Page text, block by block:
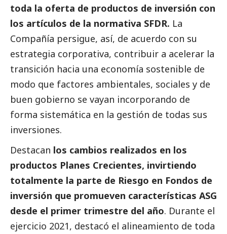
toda la oferta de productos de inversión con
los artículos de la normativa SFDR. La
Compañía persigue, así, de acuerdo con su
estrategia corporativa, contribuir a acelerar la
transición hacia una economía sostenible de
modo que factores ambientales, sociales y de
buen gobierno se vayan incorporando de
forma sistemática en la gestión de todas sus
inversiones.
Destacan los cambios realizados en los
productos Planes Crecientes, invirtiendo
totalmente la parte de Riesgo en Fondos de
inversión que promueven características ASG
desde el primer trimestre del año. Durante el
ejercicio 2021, destacó el alineamiento de toda